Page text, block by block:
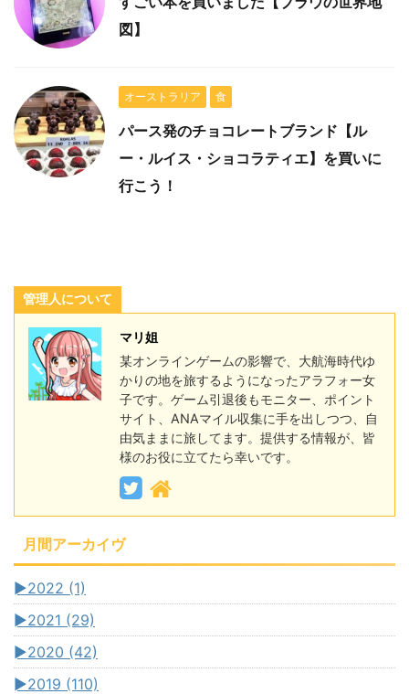
図】
オーストラリア 食
パース発のチョコレートブランド【ル
ー・ルイス・ショコラティエ】を買いに
行こう！
管理人について
マリ姐
某オンラインゲームの影響で、大航海時代ゆ
かりの地を旅するようになったアラフォー女
子です。ゲーム引退後もモニター、ポイント
サイト、ANAマイル収集に手を出しつつ、自
由気ままに旅してます。提供する情報が、皆
様のお役に立てたら幸いです。
月間アーカイヴ
►2022 (1)
►2021 (29)
►2020 (42)
►2019 (110)